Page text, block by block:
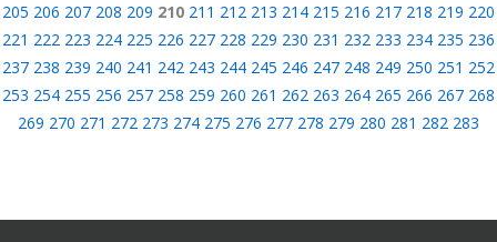
205 206 207 208 209 210 211 212 213 214 215 216 217 218 219 220
221 222 223 224 225 226 227 228 229 230 231 232 233 234 235 236
237 238 239 240 241 242 243 244 245 246 247 248 249 250 251 252
253 254 255 256 257 258 259 260 261 262 263 264 265 266 267 268
269 270 271 272 273 274 275 276 277 278 279 280 281 282 283